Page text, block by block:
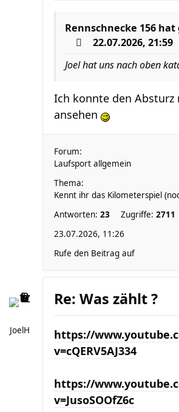
Rennschnecke 156 hat
22.07.2026, 21:59
Joel hat uns nach oben
Ich konnte den
ansehen
Forum:
Laufsport allgemein
Thema:
Kennt ihr das Kilometerspiel
Antworten: 23 Zugriffe: 2711
23.07.2026, 11:26
Rufe den Beitrag auf
JoelH
Re: Was zählt ?
https://
v=cQERV5AJ334
https://
v=JusoSOOfZ6c